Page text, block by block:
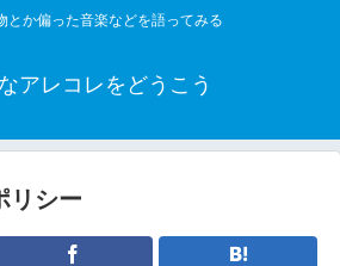
とか偏った音楽などを語ってみる
アレコレをどうこう
リシー